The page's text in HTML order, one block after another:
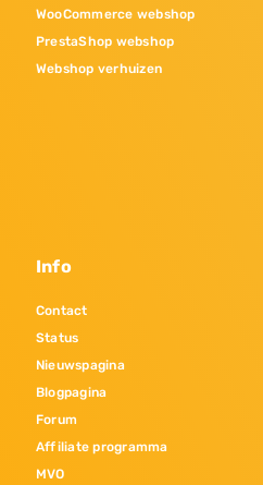
WooCommerce webshop
PrestaShop webshop
Webshop verhuizen
Info
Contact
Status
Nieuwspagina
Blogpagina
Forum
Affiliate programma
MVO